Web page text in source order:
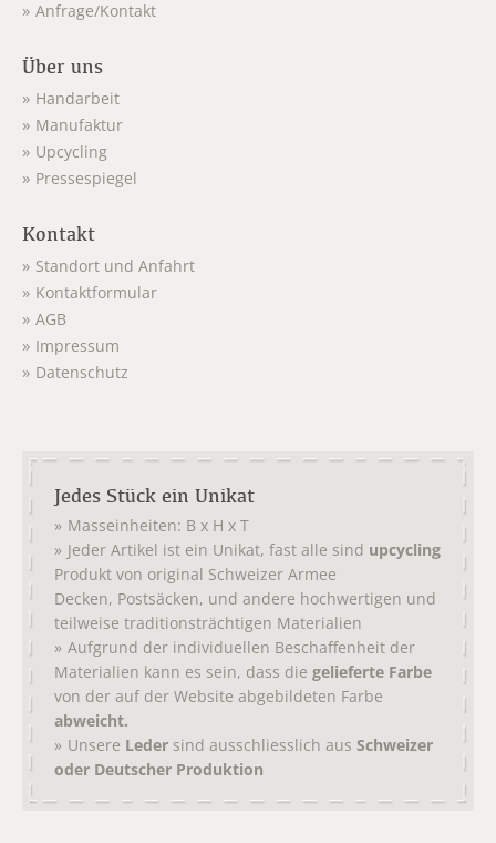
Anfrage/Kontakt
Über uns
Handarbeit
Manufaktur
Upcycling
Pressespiegel
Kontakt
Standort und Anfahrt
Kontaktformular
AGB
Impressum
Datenschutz
Jedes Stück ein Unikat
Masseinheiten: B x H x T
Jeder Artikel ist ein Unikat, fast alle sind upcycling
Produkt von original Schweizer Armee
Decken, Postsäcken, und andere hochwertigen und
teilweise traditionsträchtigen Materialien
Aufgrund der individuellen Beschaffenheit der
Materialien kann es sein, dass die gelieferte Farbe
von der auf der Website abgebildeten Farbe
abweicht.
Unsere Leder sind ausschliesslich aus Schweizer
oder Deutscher Produktion